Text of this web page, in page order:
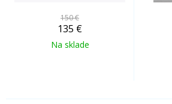
150 €
135 €
Na sklade